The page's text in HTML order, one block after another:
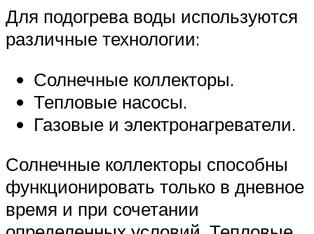
Для подогрева воды используются
различные технологии:
Солнечные коллекторы.
Тепловые насосы.
Газовые и электронагреватели.
Солнечные коллекторы способны
функционировать только в дневное
время и при сочетании